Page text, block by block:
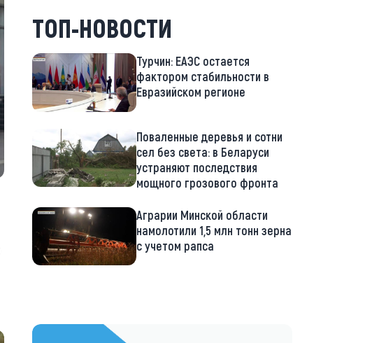
ТОП-НОВОСТИ
Турчин: ЕАЭС остается
фактором стабильности в
Евразийском регионе
Поваленные деревья и сотни
сел без света: в Беларуси
устраняют последствия
мощного грозового фронта
Аграрии Минской области
намолотили 1,5 млн тонн зерна
с учетом рапса
https://t.me/minskctvby